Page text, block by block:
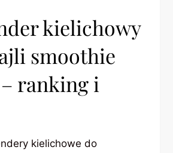
kielichowy
smoothie
ranking i
kielichowe do